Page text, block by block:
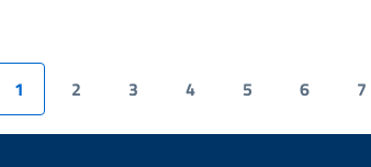
1 2 3 4 5 6 7